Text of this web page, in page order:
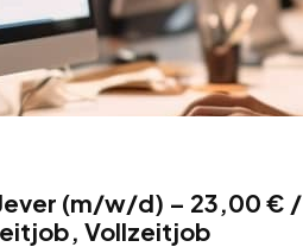
(m/w/d) – 23,00 € /
Vollzeitjob